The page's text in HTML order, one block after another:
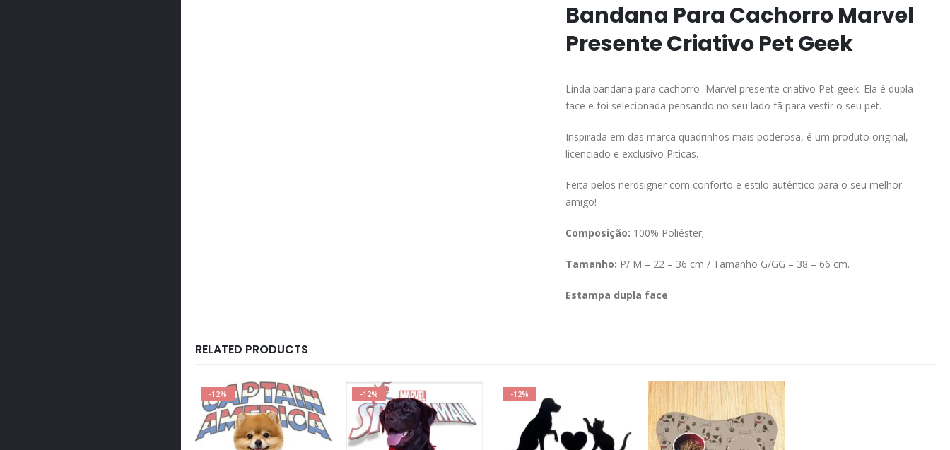
Bandana Para Cachorro Marvel
Presente Criativo Pet Geek
Linda bandana para cachorro Marvel presente criativo Pet geek. Ela é dupla
face e foi selecionada pensando no seu lado fã para vestir o seu pet.
Inspirada em das marca quadrinhos mais poderosa, é um produto original,
licenciado e exclusivo Piticas.
Feita pelos nerdsigner com conforto e estilo autêntico para o seu melhor
amigo!
Composição: 100% Poliéster;
Tamanho: P/ M – 22 – 36 cm / Tamanho G/GG – 38 – 66 cm.
Estampa dupla face
RELATED PRODUCTS
-12% -12% -12%